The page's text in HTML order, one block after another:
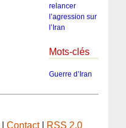
relancer
l’agression sur
l’Iran
Mots-clés
Guerre d’Iran
|Contact| RSS 2.0